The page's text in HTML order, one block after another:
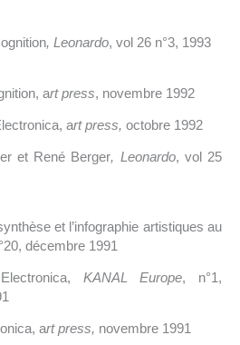
, Leonardo, vol 26 n°3, 1993
art press, novembre 1992
art press, octobre 1992
et René Berger, Leonardo, vol 25
et l’infographie artistiques au
décembre 1991
KANAL Europe, n°1,
art press, novembre 1991